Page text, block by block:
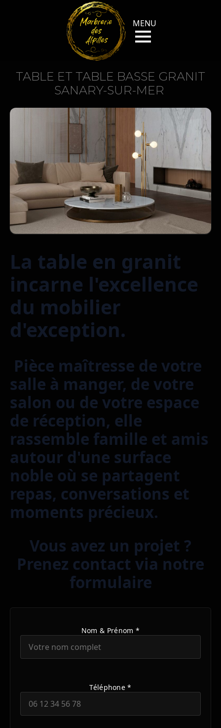
TABLE ET TABLE BASSE GRANIT
SANARY-SUR-MER
La table en granit
incarne l'excellence
du mobilier
d'exception.
Pièce maîtresse de votre
salle à manger, de votre
salon ou de votre espace
de réception, elle
rassemble famille et amis
autour d'une surface
noble où se partagent
repas, conversations et
moments précieux.
Vous avez un projet ?
Prenez contact via notre
formulaire
Nom & Prénom *
Téléphone *